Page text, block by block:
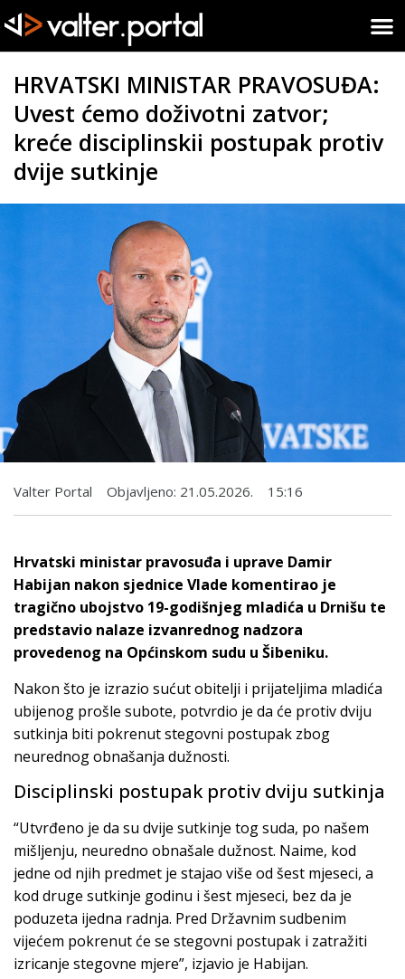
HRVATSKI MINISTAR PRAVOSUĐA:
Uvest ćemo doživotni zatvor;
kreće disciplinskii postupak protiv
dvije sutkinje
Valter Portal Objavljeno: 21.05.2026. 15:16
Hrvatski ministar pravosuđa i uprave Damir
Habijan nakon sjednice Vlade komentirao je
tragično ubojstvo 19-godišnjeg mladića u Drnišu te
predstavio nalaze izvanrednog nadzora
provedenog na Općinskom sudu u Šibeniku.
Nakon što je izrazio sućut obitelji i prijateljima mladića
ubijenog prošle subote, potvrdio je da će protiv dviju
sutkinja biti pokrenut stegovni postupak zbog
neurednog obnašanja dužnosti.
Disciplinski postupak protiv dviju sutkinja
“Utvrđeno je da su dvije sutkinje tog suda, po našem
mišljenju, neuredno obnašale dužnost. Naime, kod
jedne od njih predmet je stajao više od šest mjeseci, a
kod druge sutkinje godinu i šest mjeseci, bez da je
poduzeta ijedna radnja. Pred Državnim sudbenim
vijećem pokrenut će se stegovni postupak i zatražiti
izricanje stegovne mjere”, izjavio je Habijan.